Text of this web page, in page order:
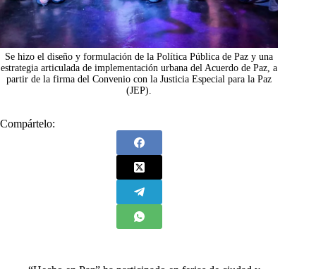
Se hizo el diseño y formulación de la Política Pública de Paz y una
estrategia articulada de implementación urbana del Acuerdo de Paz, a
partir de la firma del Convenio con la Justicia Especial para la Paz
(JEP).
Compártelo: